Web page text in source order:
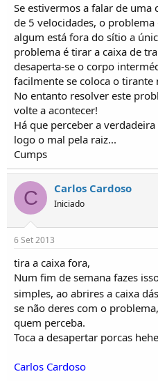
Se estivermos a falar de
de 5 velocidades, o
algum está fora do sítio a
problema é tirar a caixa de
desaperta-se o corpo
facilmente se coloca o tirante
No entanto resolver este
volte a acontecer!
Há que perceber a
logo o mal pela raiz...
Cumps
C Carlos Cardoso
Iniciado
6 Set 2013
tira a caixa fora,
Num fim de semana fazes
simples, ao abrires a caixa
se não deres com o
quem perceba.
Toca a desapertar porcas hehe
Carlos Cardoso